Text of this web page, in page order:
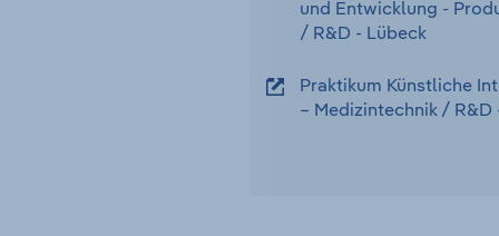
und Entwicklung -
/ R&D - Lübeck
Praktikum Künstliche
– Medizintechnik / R&D